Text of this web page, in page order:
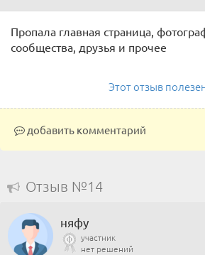
Пропала главная страница,
сообщества, друзья и прочее
Этот отзыв
добавить комментарий
Отзыв №14
няфу
участник
нет решений